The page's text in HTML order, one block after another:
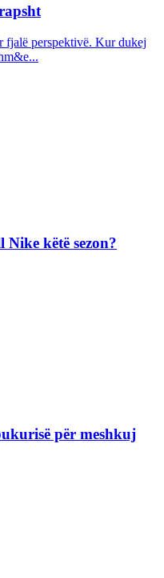
fjalë perspektivë. Kur dukej
këtë sezon?
për meshkuj